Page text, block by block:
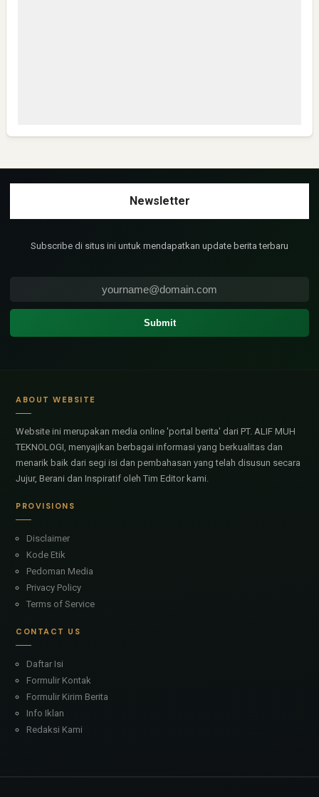
Subscribe di situs ini untuk mendapatkan update berita terbaru
ABOUT WEBSITE
Website ini merupakan media online 'portal berita' dari PT. ALIF MUH
TEKNOLOGI, menyajikan berbagai informasi yang berkualitas dan
menarik baik dari segi isi dan pembahasan yang telah disusun secara
Jujur, Berani dan Inspiratif oleh Tim Editor kami.
PROVISIONS
Disclaimer
Kode Etik
Pedoman Media
Privacy Policy
Terms of Service
CONTACT US
Daftar Isi
Formulir Kontak
Formulir Kirim Berita
Info Iklan
Redaksi Kami